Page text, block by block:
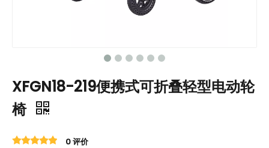
XFGN18-219便携式可折叠轻型电动轮
椅
0 评价